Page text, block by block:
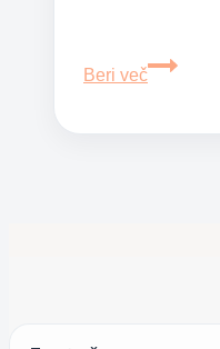
Beri več
Očetovo